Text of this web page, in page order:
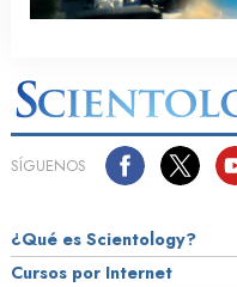
SÍGUENOS
¿Qué es Scientology?
Cursos por Internet